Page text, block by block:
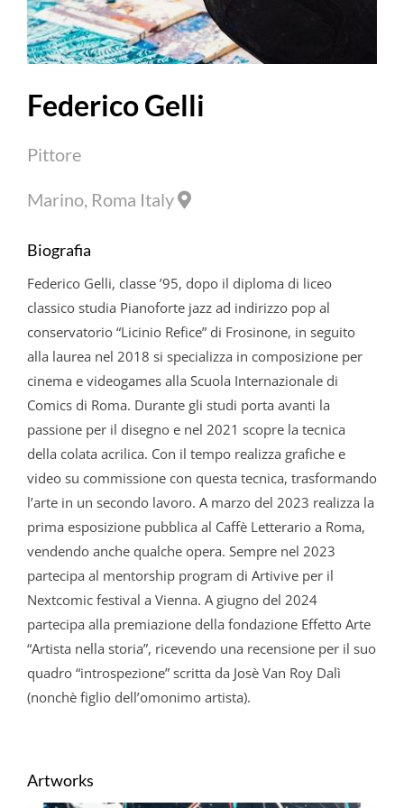
FedericoGelli
Pittore
Marino, Roma Italy
Biografia
Federico Gelli, classe ’95, dopo il diploma di liceo
classico studia Pianoforte jazz ad indirizzo pop al
conservatorio “Licinio Refice” di Frosinone, in seguito
alla laurea nel 2018 si specializza in composizione per
cinema e videogames alla Scuola Internazionale di
Comics di Roma. Durante gli studi porta avanti la
passione per il disegno e nel 2021 scopre la tecnica
della colata acrilica. Con il tempo realizza grafiche e
video su commissione con questa tecnica, trasformando
l’arte in un secondo lavoro. A marzo del 2023 realizza la
prima esposizione pubblica al Caffè Letterario a Roma,
vendendo anche qualche opera. Sempre nel 2023
partecipa al mentorship program di Artivive per il
Nextcomic festival a Vienna. A giugno del 2024
partecipa alla premiazione della fondazione Effetto Arte
“Artista nella storia”, ricevendo una recensione per il suo
quadro “introspezione” scritta da Josè Van Roy Dalì
(nonchè figlio dell’omonimo artista).
Artworks